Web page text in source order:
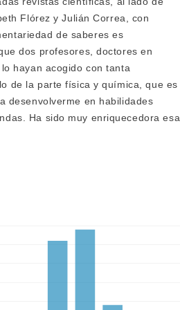
Flórez y Julián Correa, con
de saberes es
dos profesores, doctores en
hayan acogido con tanta
de la parte física y química, que es
desenvolverme en habilidades
Ha sido muy enriquecedora esa